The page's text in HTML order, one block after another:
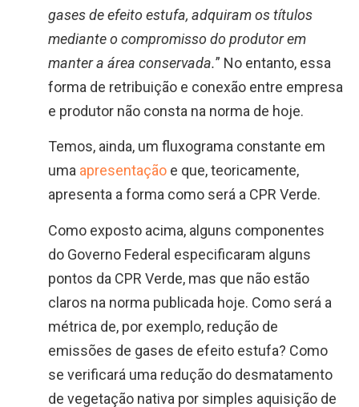
gases de efeito estufa, adquiram os títulos
mediante o compromisso do produtor em
manter a área conservada.” No entanto, essa
forma de retribuição e conexão entre empresa
e produtor não consta na norma de hoje.
Temos, ainda, um fluxograma constante em
uma apresentação e que, teoricamente,
apresenta a forma como será a CPR Verde.
Como exposto acima, alguns componentes
do Governo Federal especificaram alguns
pontos da CPR Verde, mas que não estão
claros na norma publicada hoje. Como será a
métrica de, por exemplo, redução de
emissões de gases de efeito estufa? Como
se verificará uma redução do desmatamento
de vegetação nativa por simples aquisição de